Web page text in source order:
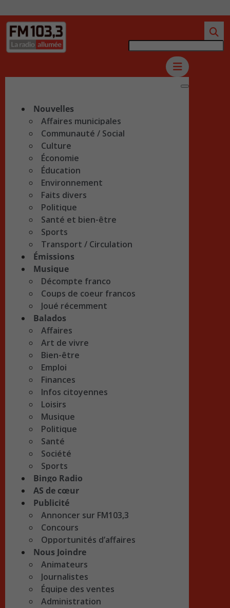
Nouvelles
Affaires municipales
Communauté / Social
Culture
Économie
Éducation
Environnement
Faits divers
Politique
Santé et bien-être
Sports
Transport / Circulation
Émissions
Musique
Décompte franco
Coups de coeur francos
Joué récemment
Balados
Affaires
Art de vivre
Bien-être
Emploi
Finances
Infos citoyennes
Loisirs
Musique
Politique
Santé
Société
Sports
Bingo Radio
AS de cœur
Publicité
Annoncer sur FM103,3
Concours
Opportunités d’affaires
Nous Joindre
Animateurs
Journalistes
Équipe des ventes
Administration